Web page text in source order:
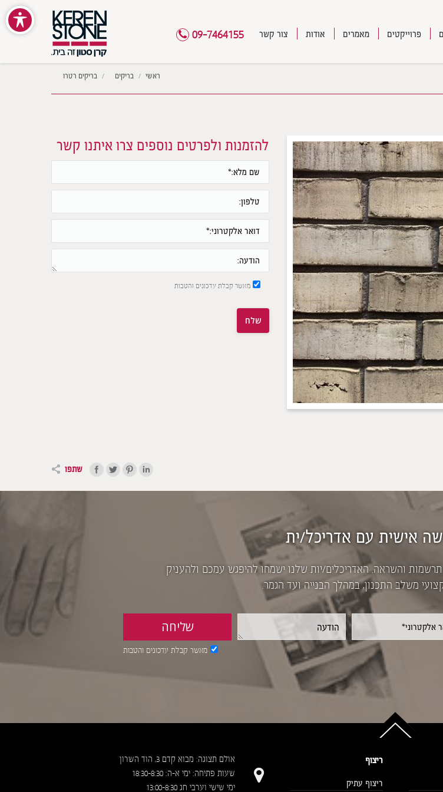
09-7464155 פרוייקטים מאמרים אודות צור קשר
מיקומך כאן ראשי בריקים בריקים רטרו
להזמנות ולפרטים נוספים צרו איתנו קשר
מאשר קבלת עדכונים והטבות
שתפו
אישית עם אדריכל/ית
והשראה. האדריכלים/יות שלנו ישמחו להיפגש עמכם ולהעניק
מקצועי משלב התכנון, במהלך הבנייה ועד הגמר.
מאשר קבלת עדכונים והטבות
ריצוף
ריצוף עתיק
אולם תצוגה: מבוא קדם 3, הוד השרון
שעות פתיחה: ימי א-ה: 18:30-8:30
ימי שישי וערבי חג 13:00-8:30